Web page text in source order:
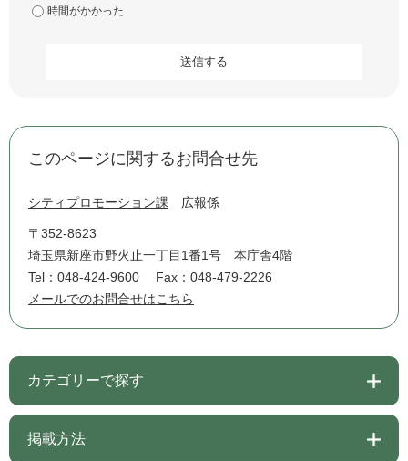
時間がかかった
このページに関するお問合せ先
シティプロモーション課 広報係
〒352-8623
埼玉県新座市野火止一丁目1番1号 本庁舎4階
Tel：048-424-9600
Fax：048-479-2226
メールでのお問合せはこちら
カテゴリーで探す
掲載方法